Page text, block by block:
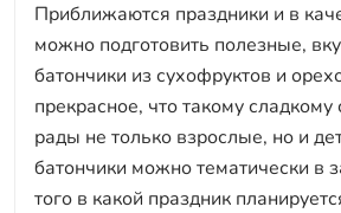
Приближаются праздники и в
можно подготовить полезные,
батончики из сухофруктов и
прекрасное, что такому сладкому
рады не только взрослые, но и
батончики можно тематически в
того в какой праздник